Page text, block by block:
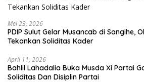
Mei 23, 2026
PDIP Sulut Gelar Musancab di Sangihe,
Tekankan Soliditas Kader
April 11, 2026
Bahlil Lahadalia Buka Musda Xi Partai
Soliditas Dan Disiplin Partai